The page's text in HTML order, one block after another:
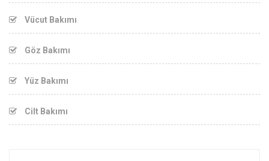
Vücut Bakımı
Göz Bakımı
Yüz Bakımı
Cilt Bakımı